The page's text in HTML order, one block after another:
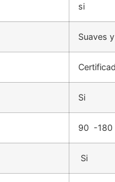
si
Suaves
Si
90 -180
Si